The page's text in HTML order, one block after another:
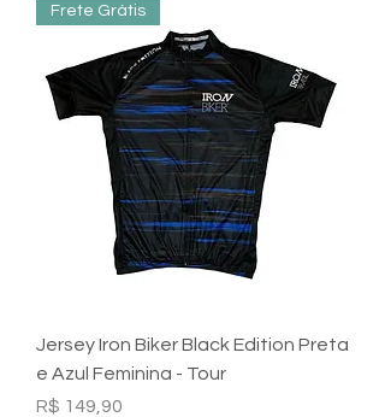
Frete Grátis
Jersey Iron Biker Black Edition Preta
e Azul Feminina - Tour
Preço
R$ 149,90